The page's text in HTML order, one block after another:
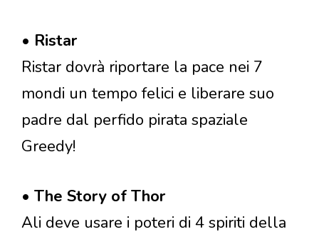
• Ristar
Ristar dovrà riportare la pace nei 7
mondi un tempo felici e liberare suo
padre dal perfido pirata spaziale
Greedy!
• The Story of Thor
Ali deve usare i poteri di 4 spiriti della